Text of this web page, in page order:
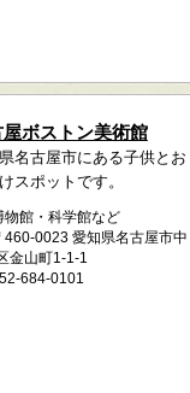
ボストン美術館
名古屋市にある子供とお
スポットです。
物館・科学館など
460-0023 愛知県名古屋市中
金山町1-1-1
684-0101